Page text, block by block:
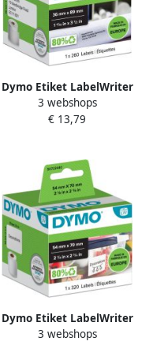
Dymo Etiket LabelWriter
adressering 36x89mm 1 rol
Ã¡ 260 stuks wit
3 webshops
€ 13,79
Dymo Etiket LabelWriter
multifunctioneel 54x70mm
3 webshops